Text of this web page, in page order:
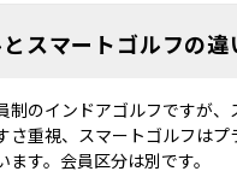
スマートゴルフの違
制のインドアゴルフですが、
さ重視、スマートゴルフは
ます。会員区分は別です。